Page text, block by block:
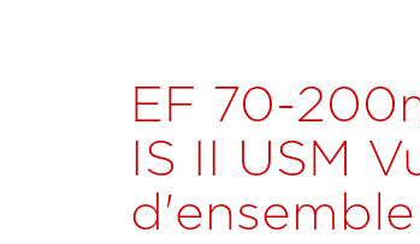
EF 70-
IS II USM
d'ensemble